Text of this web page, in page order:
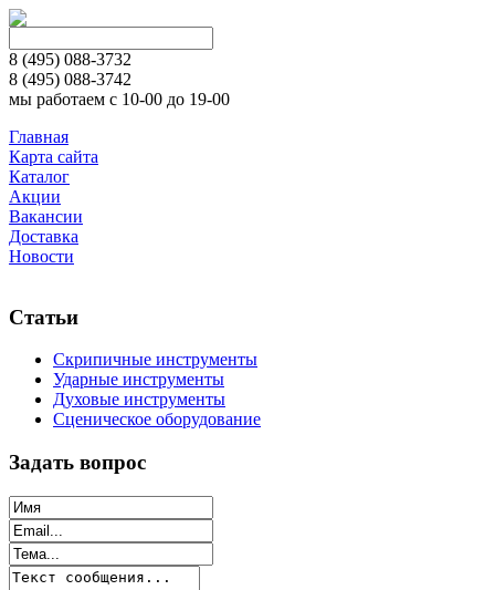
8 (495) 088-3732
8 (495) 088-3742
мы работаем с 10-00 до 19-00
Главная
Карта сайта
Каталог
Акции
Вакансии
Доставка
Новости
Статьи
Скрипичные инструменты
Ударные инструменты
Духовые инструменты
Сценическое оборудование
Задать вопрос